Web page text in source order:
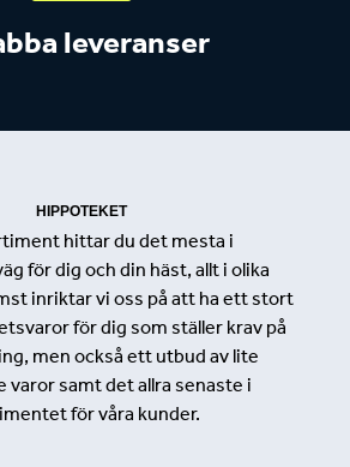
leveranser
HIPPOTEKET
hittar du det mesta i
för dig och din häst, allt i olika
inriktar vi oss på att ha ett stort
för dig som ställer krav på
men också ett utbud av lite
varor samt det allra senaste i
för våra kunder.